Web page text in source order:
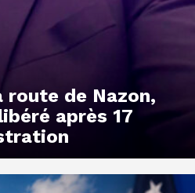
route de Nazon,
après 17